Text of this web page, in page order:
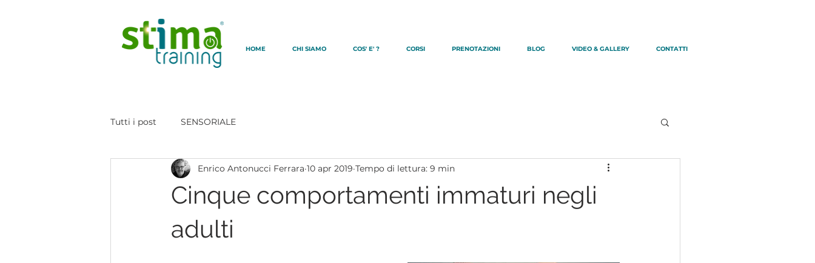
HOME CHI SIAMO COS' E' ? CORSI PRENOTAZIONI BLOG VIDEO & GALLERY CONTATTI
Tutti i post SENSORIALE
Cinque comportamenti immaturi negli
adulti
Enrico Antonucci Ferrara 10 apr 2019 Tempo di lettura: 9 min